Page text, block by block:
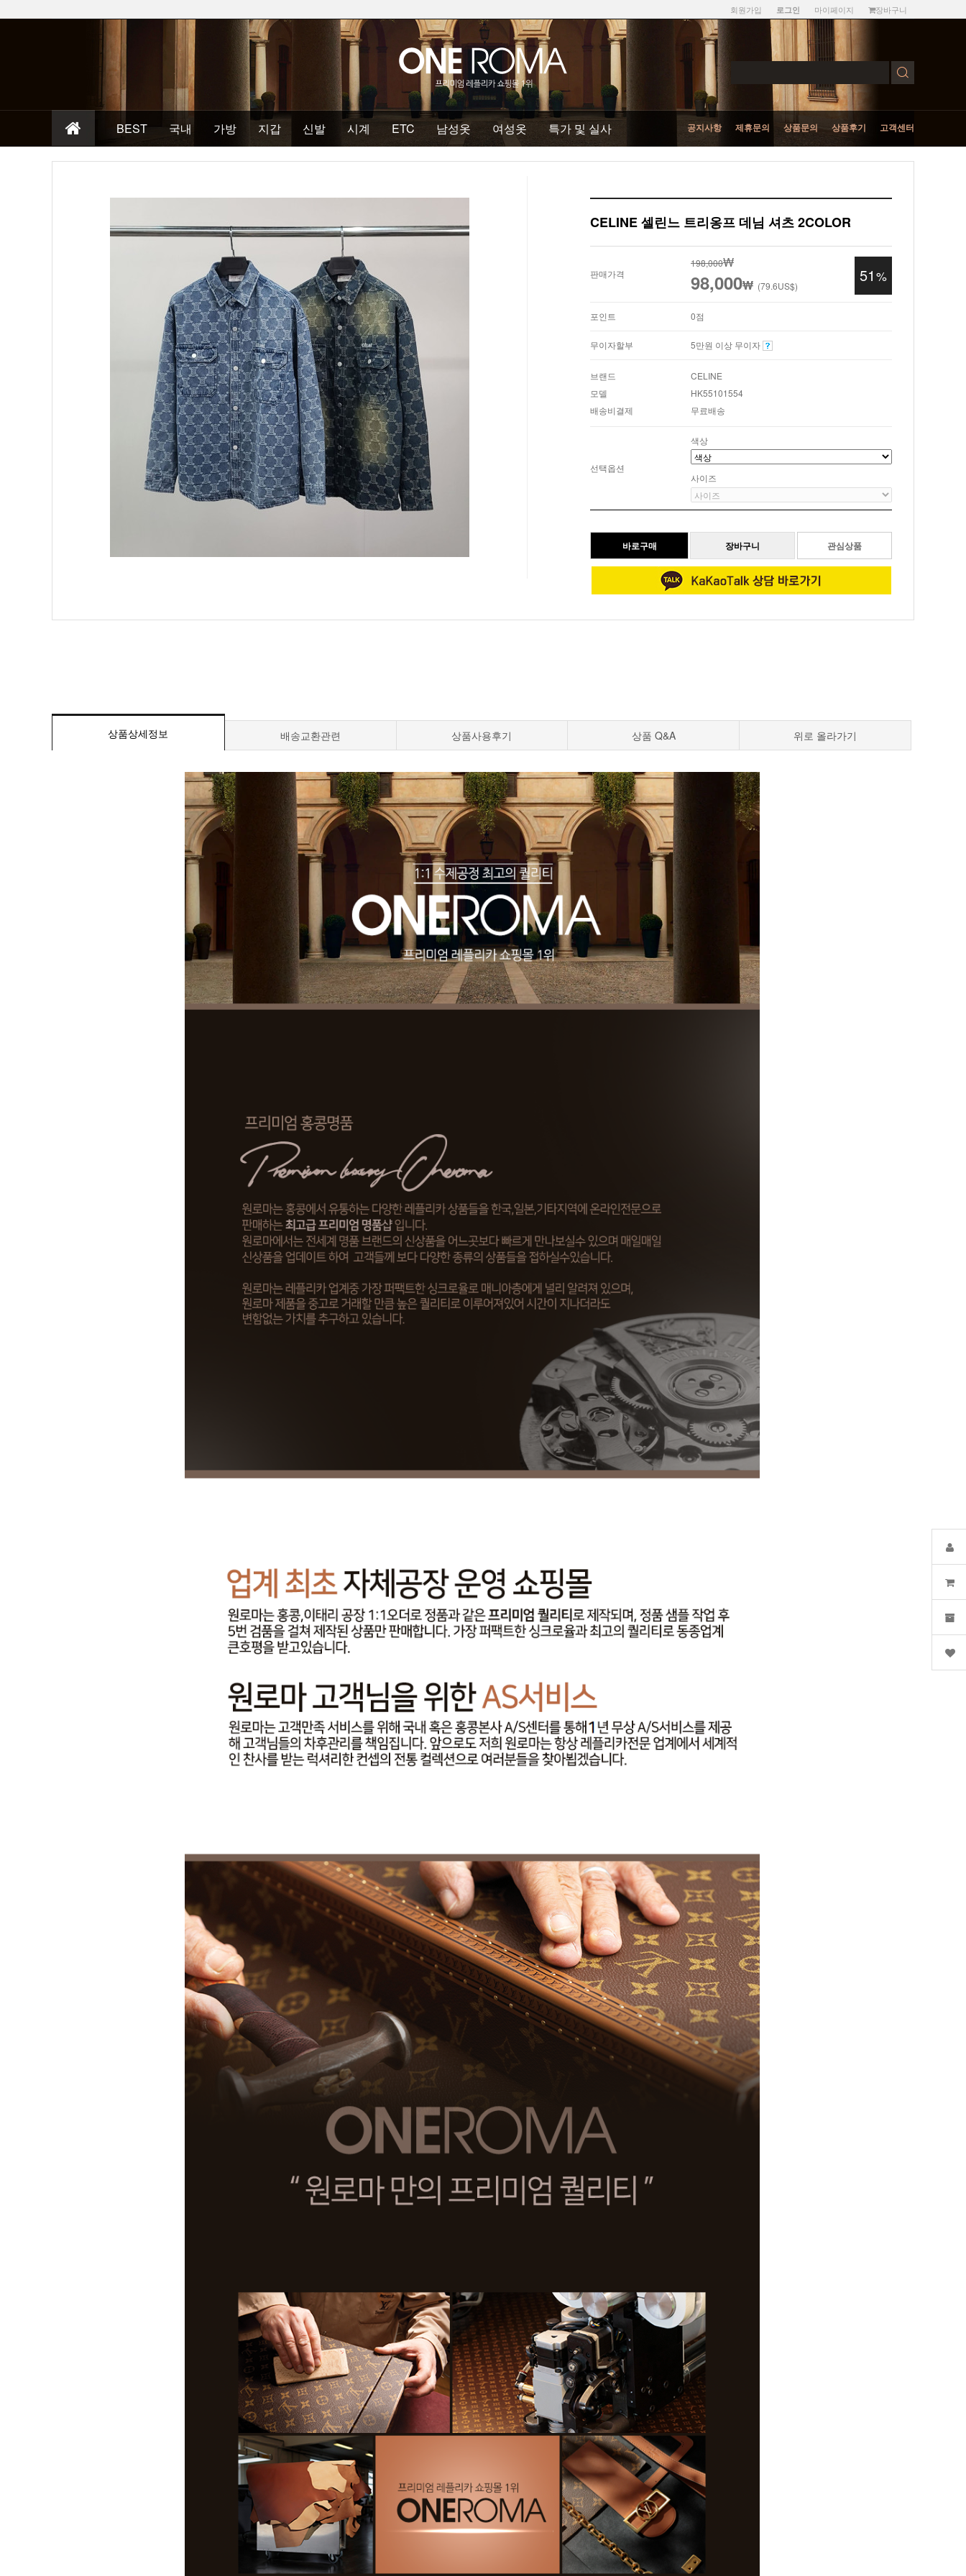
회원가입 로그인 마이페이지 장바구니
BEST 국내 가방 지갑 신발 시계 ETC 남성옷 여성옷 특가 및 실사 공지사항 제휴문의 상품문의 상품후기 고객센터
CELINE 셀린느 트리옹프 데님 셔츠 2COLOR
판매가격
198,000₩
98,000₩ (79.6US$)
51%
포인트 0점
무이자할부 5만원 이상 무이자
브랜드
CELINE
모델
HK55101554
배송비결제
무료배송
선택옵션
색상
사이즈
관심상품
상품상세정보 배송교환관련 상품사용후기 상품 Q&A 위로 올라가기